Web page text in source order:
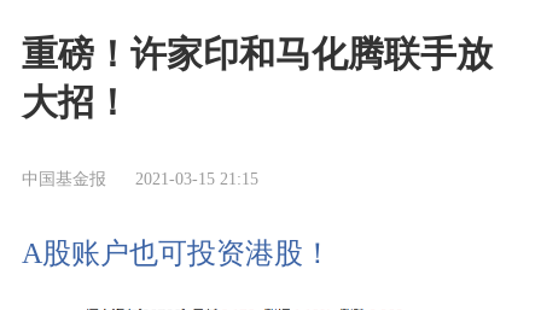
重磅！许家印和马化腾联手放
大招！
中国基金报 2021-03-15 21:15
A股账户也可投资港股！